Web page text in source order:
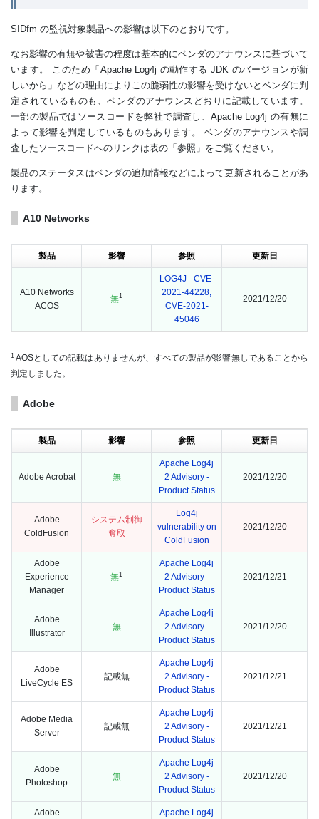
SIDfm の監視対象製品への影響は以下のとおりです。
なお影響の有無や被害の程度は基本的にベンダのアナウンスに基づいて
います。 このため「Apache Log4j の動作する JDK のバージョンが新
しいから」などの理由によりこの脆弱性の影響を受けないとベンダに判
定されているものも、ベンダのアナウンスどおりに記載しています。
一部の製品ではソースコードを弊社で調査し、Apache Log4j の有無に
よって影響を判定しているものもあります。 ベンダのアナウンスや調
査したソースコードへのリンクは表の「参照」をご覧ください。
製品のステータスはベンダの追加情報などによって更新されることがあ
ります。
A10 Networks
製品 影響 参照 更新日
A10 Networks
ACOS
無1
LOG4J - CVE-
2021-44228,
CVE-2021-
45046
2021/12/20
1 AOSとしての記載はありませんが、すべての製品が影響無しであることから
判定しました。
Adobe
製品 影響 参照 更新日
Adobe Acrobat 無
Apache Log4j
2 Advisory -
Product Status
2021/12/20
Adobe
ColdFusion
システム制御
奪取
Log4j
vulnerability on
ColdFusion
2021/12/20
Adobe
Experience
Manager
無1
Apache Log4j
2 Advisory -
Product Status
2021/12/21
Adobe
Illustrator
無
Apache Log4j
2 Advisory -
Product Status
2021/12/20
Adobe
LiveCycle ES
記載無
Apache Log4j
2 Advisory -
Product Status
2021/12/21
Adobe Media
Server
記載無
Apache Log4j
2 Advisory -
Product Status
2021/12/21
Adobe
Photoshop
無
Apache Log4j
2 Advisory -
Product Status
2021/12/20
Adobe
Apache Log4j